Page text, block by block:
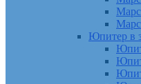
Юпитер в